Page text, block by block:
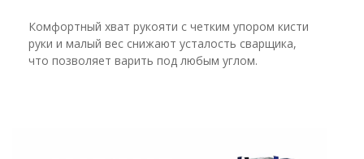
Комфортный хват рукояти с четким упором кисти
руки и малый вес снижают усталость сварщика,
что позволяет варить под любым углом.